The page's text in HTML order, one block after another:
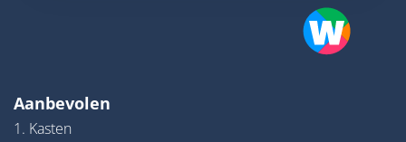
Aanbevolen
1. Kasten